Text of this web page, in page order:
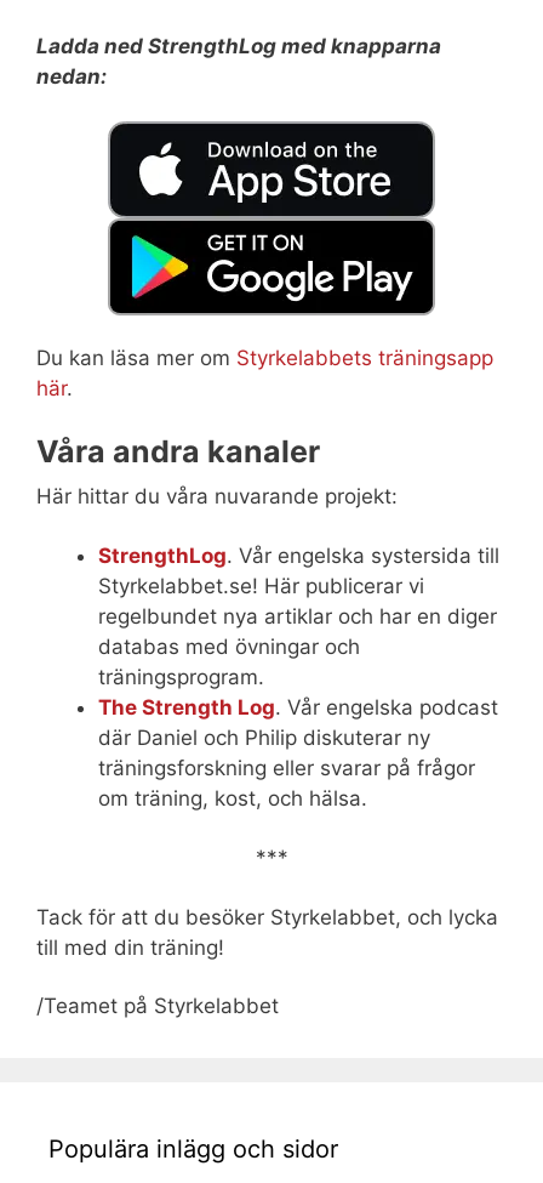
Ladda ned StrengthLog med knapparna
nedan:
Du kan läsa mer om Styrkelabbets träningsapp
här.
Våra andra kanaler
Här hittar du våra nuvarande projekt:
StrengthLog. Vår engelska systersida till
Styrkelabbet.se! Här publicerar vi
regelbundet nya artiklar och har en diger
databas med övningar och
träningsprogram.
The Strength Log. Vår engelska podcast
där Daniel och Philip diskuterar ny
träningsforskning eller svarar på frågor
om träning, kost, och hälsa.
***
Tack för att du besöker Styrkelabbet, och lycka
till med din träning!
/Teamet på Styrkelabbet
Populära inlägg och sidor